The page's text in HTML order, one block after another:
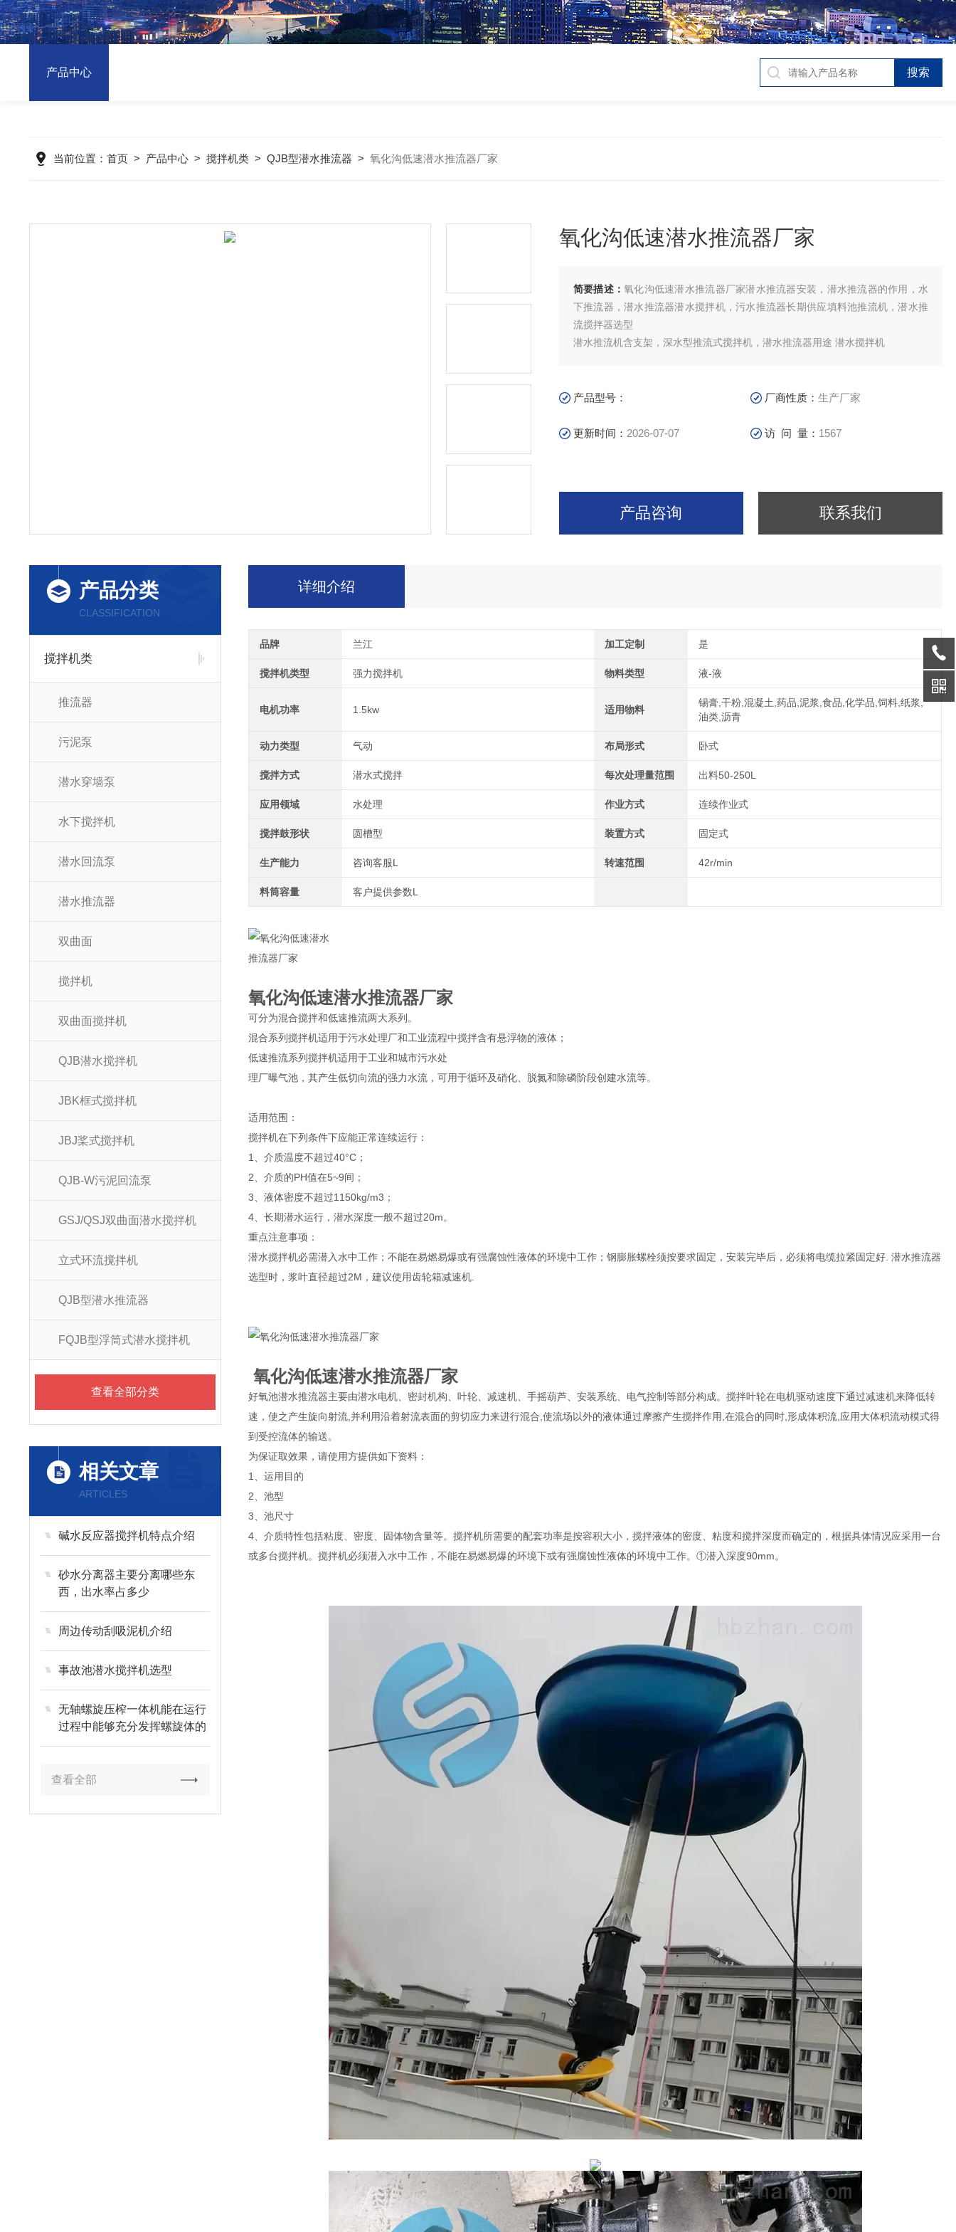
产品中心
当前位置： 首页> 产品中心> 搅拌机类> QJB型潜水推流器 > 氧化沟低速潜水推流器厂家
氧化沟低速潜水推流器厂家
简要描述：氧化沟低速潜水推流器厂家潜水推流器安装，潜水推流器的作用，水
下推流器，潜水推流器潜水搅拌机，污水推流器长期供应填料池推流机，潜水推
流搅拌器选型
潜水推流机含支架，深水型推流式搅拌机，潜水推流器用途 潜水搅拌机
流速则会影响工艺效果且造成浪费
产品型号： 厂商性质：生产厂家
更新时间： 2026-07-07 访 问 量： 1567
产品咨询 联系我们
产品分类
CLASSIFICATION
搅拌机类
推流器
污泥泵
潜水穿墙泵
水下搅拌机
潜水回流泵
潜水推流器
双曲面
搅拌机
双曲面搅拌机
QJB潜水搅拌机
JBK框式搅拌机
JBJ桨式搅拌机
QJB-W污泥回流泵
GSJ/QSJ双曲面潜水搅拌机
立式环流搅拌机
QJB型潜水推流器
FQJB型浮筒式潜水搅拌机
查看全部分类
相关文章
ARTICLES
碱水反应器搅拌机特点介绍
砂水分离器主要分离哪些东
西，出水率占多少
周边传动刮吸泥机介绍
事故池潜水搅拌机选型
无轴螺旋压榨一体机能在运行
过程中能够充分发挥螺旋体的
作用
查看全部
详细介绍
品牌 兰江 加工定制 是
搅拌机类型 强力搅拌机 物料类型 液-液
电机功率 1.5kw 适用物料
锡膏,干粉,混凝土,药品,泥浆,食品,化学品,饲料,纸浆,
油类,沥青
动力类型 气动 布局形式 卧式
搅拌方式 潜水式搅拌 每次处理量范围 出料50-250L
应用领域 水处理 作业方式 连续作业式
搅拌鼓形状 圆槽型 装置方式 固定式
生产能力 咨询客服L 转速范围 42r/min
料筒容量 客户提供参数L
氧化沟低速潜水推流器厂家
可分为混合搅拌和低速推流两大系列。
混合系列搅拌机适用于污水处理厂和工业流程中搅拌含有悬浮物的液体；
低速推流系列搅拌机适用于工业和城市污水处
理厂曝气池，其产生低切向流的强力水流，可用于循环及硝化、脱氮和除磷阶段创建水流等。
适用范围：
搅拌机在下列条件下应能正常连续运行：
1、介质温度不超过40°C；
2、介质的PH值在5~9间；
3、液体密度不超过1150kg/m3；
4、长期潜水运行，潜水深度一般不超过20m。
重点注意事项：
潜水搅拌机必需潜入水中工作；不能在易燃易爆或有强腐蚀性液体的环境中工作；钢膨胀螺栓须按要求固定，安装完毕后，必须将电缆拉紧固定好. 潜水推流器
选型时，浆叶直径超过2M，建议使用齿轮箱减速机.
氧化沟低速潜水推流器厂家
好氧池潜水推流器主要由潜水电机、密封机构、叶轮、减速机、手摇葫芦、安装系统、电气控制等部分构成。搅拌叶轮在电机驱动速度下通过减速机来降低转
速，使之产生旋向射流,并利用沿着射流表面的剪切应力来进行混合,使流场以外的液体通过摩擦产生搅拌作用,在混合的同时,形成体积流,应用大体积流动模式得
到受控流体的输送。
为保证取效果，请使用方提供如下资料：
1、运用目的
2、池型
3、池尺寸
4、介质特性包括粘度、密度、固体物含量等。搅拌机所需要的配套功率是按容积大小，搅拌液体的密度、粘度和搅拌深度而确定的，根据具体情况应采用一台
或多台搅拌机。搅拌机必须潜入水中工作，不能在易燃易爆的环境下或有强腐蚀性液体的环境中工作。①潜入深度90mm。